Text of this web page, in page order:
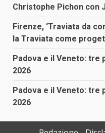
Christophe Pichon con
Firenze, ‘Traviata da
la Traviata come
Padova e il Veneto: tre
2026
Padova e il Veneto: tre
2026